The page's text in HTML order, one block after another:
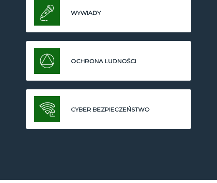
WYWIADY
OCHRONA LUDNOŚCI
CYBER BEZPIECZEŃSTWO